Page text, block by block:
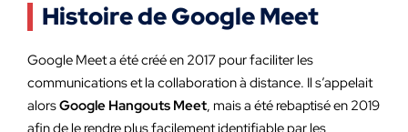
Histoire de Google Meet
Google Meet a été créé en 2017 pour faciliter les
communications et la collaboration à distance. Il s’appelait
alorsGoogle Hangouts Meet, mais a été rebaptisé en 2019
afin de le rendre plus facilement identifiable par les